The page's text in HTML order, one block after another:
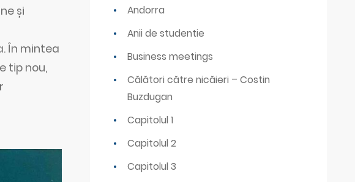
și
În mintea
tip nou,
Andorra
Anii de studentie
Business meetings
Călători către nicăieri – Costin
Buzdugan
Capitolul 1
Capitolul 2
Capitolul 3